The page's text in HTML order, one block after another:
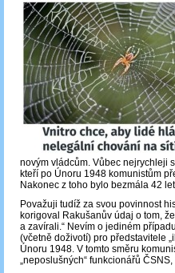
novým vládcům. Vůbec nejrychleji
kteří po Únoru 1948 komunistům
Nakonec z toho bylo bezmála 42
Považuji tudíž za svou povinnost
korigoval Rakušanův údaj o tom,
a zavírali.“ Nevím o jediném
(včetně doživotí) pro představitele
Únoru 1948. V tomto směru
„neposlušných“ funkcionářů